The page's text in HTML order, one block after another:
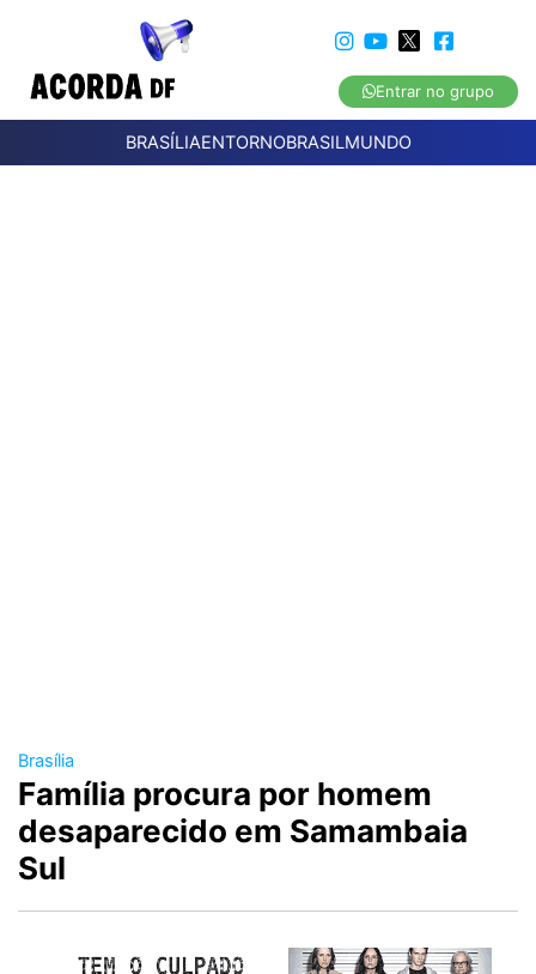
Entrar no grupo
BRASÍLIAENTORNOBRASILMUNDO
Brasília
Família procura por homem
desaparecido em Samambaia
Sul